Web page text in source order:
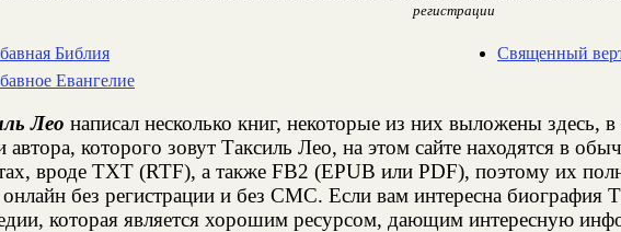
регистрации
Библия
Евангелие
Священный
Лео написал несколько книг, некоторые из них выложены здесь,
автора, которого зовут Таксиль Лео, на этом сайте находятся в
вроде TXT (RTF), а также FB2 (EPUB или PDF), поэтому их
онлайн без регистрации и без СМС. Если вам интересна биография
которая является хорошим ресурсом, дающим интересную